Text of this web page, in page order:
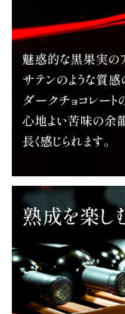
こちらの商品は専用の木箱
はできません。
(必
お支払方法に「auかんたん決
須)
注文終了後の変更・キャンセ
領収書・納品書等は一切同封
から印刷してご利用ください。
カー